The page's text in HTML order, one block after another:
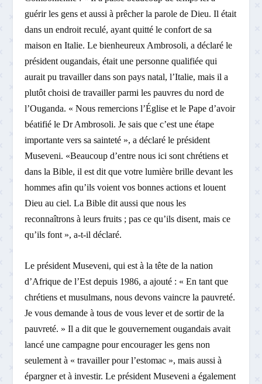
guérir les gens et aussi à prêcher la parole de Dieu. Il était
dans un endroit reculé, ayant quitté le confort de sa
maison en Italie. Le bienheureux Ambrosoli, a déclaré le
président ougandais, était une personne qualifiée qui
aurait pu travailler dans son pays natal, l’Italie, mais il a
plutôt choisi de travailler parmi les pauvres du nord de
l’Ouganda. « Nous remercions l’Église et le Pape d’avoir
béatifié le Dr Ambrosoli. Je sais que c’est une étape
importante vers sa sainteté », a déclaré le président
Museveni. «Beaucoup d’entre nous ici sont chrétiens et
dans la Bible, il est dit que votre lumière brille devant les
hommes afin qu’ils voient vos bonnes actions et louent
Dieu au ciel. La Bible dit aussi que nous les
reconnaîtrons à leurs fruits ; pas ce qu’ils disent, mais ce
qu’ils font », a-t-il déclaré.
Le président Museveni, qui est à la tête de la nation
d’Afrique de l’Est depuis 1986, a ajouté : « En tant que
chrétiens et musulmans, nous devons vaincre la pauvreté.
Je vous demande à tous de vous lever et de sortir de la
pauvreté. » Il a dit que le gouvernement ougandais avait
lancé une campagne pour encourager les gens non
seulement à « travailler pour l’estomac », mais aussi à
épargner et à investir. Le président Museveni a également